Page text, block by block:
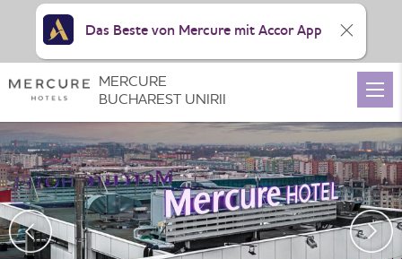
MERCURE
BUCHAREST UNIRII
Das Beste von Mercure mit Accor App